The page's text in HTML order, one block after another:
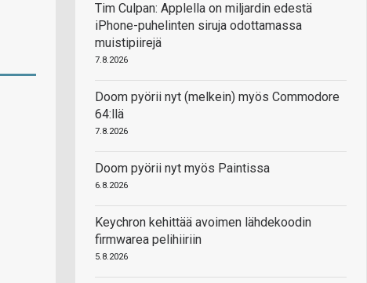
Tim Culpan: Applella on miljardin edestä
iPhone-puhelinten siruja odottamassa
muistipiirejä
7.8.2026
Doom pyörii nyt (melkein) myös Commodore
64:llä
7.8.2026
Doom pyörii nyt myös Paintissa
6.8.2026
Keychron kehittää avoimen lähdekoodin
firmwarea pelihiiriin
5.8.2026